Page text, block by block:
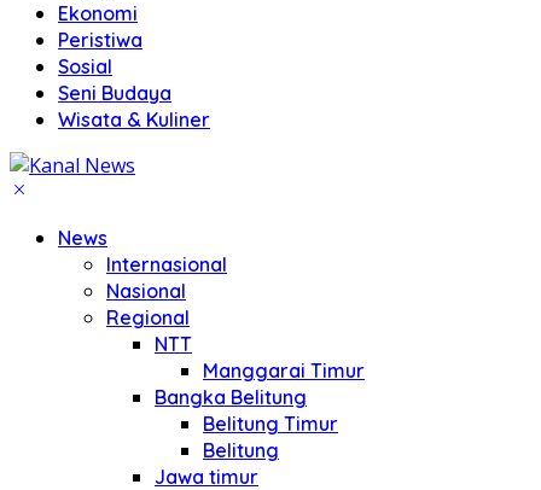
Ekonomi
Peristiwa
Sosial
Seni Budaya
Wisata & Kuliner
News
Internasional
Nasional
Regional
NTT
Manggarai Timur
Bangka Belitung
Belitung Timur
Belitung
Jawa timur